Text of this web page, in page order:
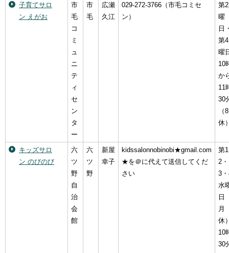
子育てサロ
ン えがお
市
毛
コ
ミ
ュ
ニ
テ
ィ
セ
ン
タ
ー
市
毛
広瀬
久江
029-272-3766（市毛コミセ
ン）
第
曜
日
第
曜
10
か
11
30
（
休
キッズサロ
ン のびのび
六
ツ
野
自
治
会
館
六
ツ
野
新屋
幸子
kidssalonnobinobi★gmail.com
★を＠に代えて送信してくだ
さい
第
2・
3
水
日
月
休
10
30